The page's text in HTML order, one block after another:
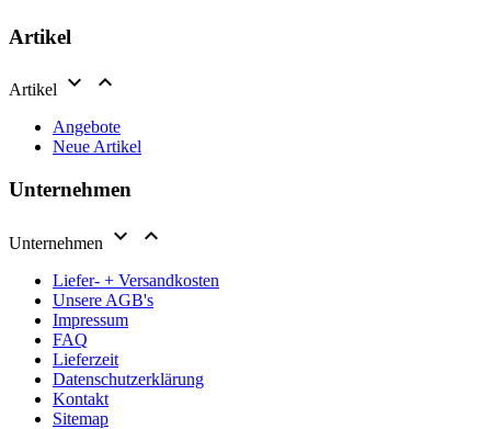
Artikel
Artikel  
Angebote
Neue Artikel
Unternehmen
Unternehmen  
Liefer- + Versandkosten
Unsere AGB's
Impressum
FAQ
Lieferzeit
Datenschutzerklärung
Kontakt
Sitemap